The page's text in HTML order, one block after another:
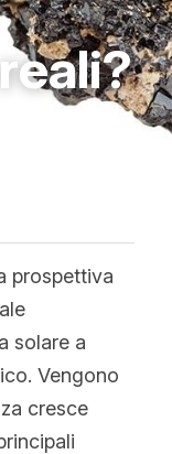
N
prospettiva
solare a
Vengono
cresce